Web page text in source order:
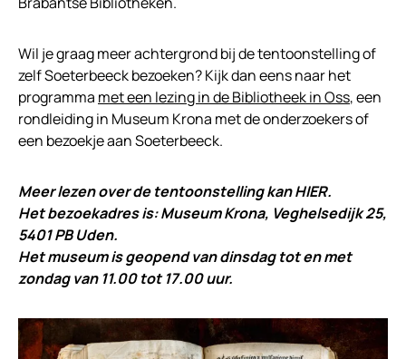
Wil je graag meer achtergrond bij de tentoonstelling of
zelf Soeterbeeck bezoeken? Kijk dan eens naar het
programma met een lezing in de Bibliotheek in Oss, een
rondleiding in Museum Krona met de onderzoekers of
een bezoekje aan Soeterbeeck.
Meer lezen over de tentoonstelling kanHIER.
Het bezoekadres is: Museum Krona, Veghelsedijk 25,
5401 PB Uden.
Het museum is geopend van dinsdag tot en met
zondag van 11.00 tot 17.00 uur.